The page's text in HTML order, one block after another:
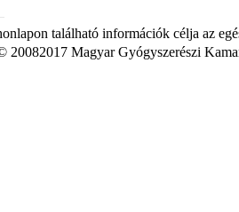
található információk célja az
20082017 Magyar Gyógyszerészi